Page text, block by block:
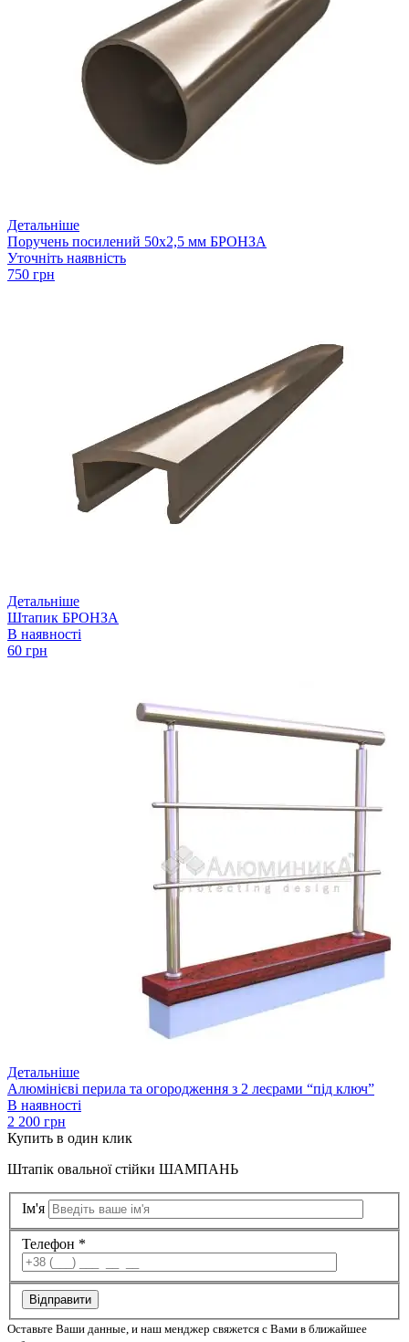
Детальніше
Поручень посилений 50х2,5 мм БРОНЗА
Уточніть наявність
750 грн
Детальніше
Штапик БРОНЗА
В наявності
60 грн
Детальніше
Алюмінієві перила та огородження з 2 леєрами “під ключ”
В наявності
2 200 грн
Купить в один клик
Штапік овальної стійки ШАМПАНЬ
Ім'я
Телефон *
Відправити
Оставьте Ваши данные, и наш менджер свяжется с Вами в ближайшее